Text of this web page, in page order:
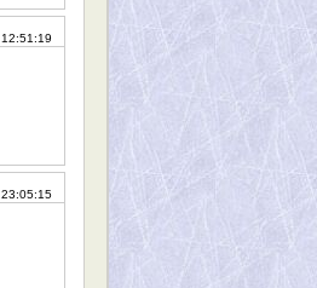
12:51:19
23:05:15